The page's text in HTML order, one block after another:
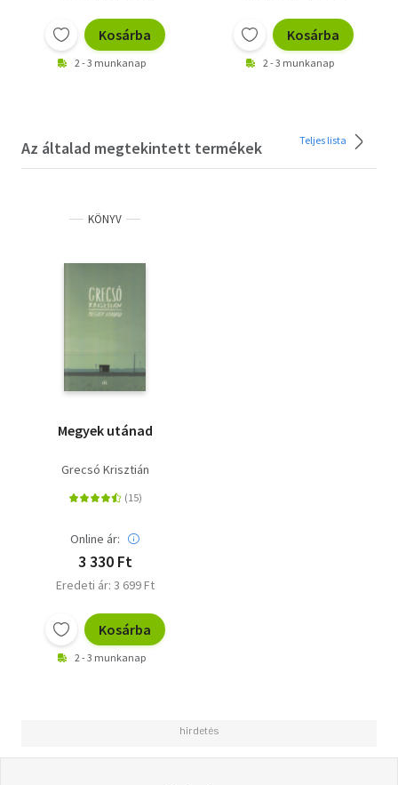
Kosárba
2 - 3 munkanap
Kosárba
2 - 3 munkanap
Az általad megtekintett termékek Teljes lista
KÖNYV
Megyek utánad
Grecsó Krisztián
Online ár:
3 330 Ft
Eredeti ár: 3 699 Ft
Kosárba
2 - 3 munkanap